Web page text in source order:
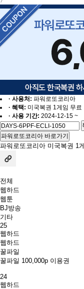
· 사용처: 파워로또코리아
· 혜택: 미국복권 1게임 무료
· 사용 기간: 2024-12-15 ~
파워로또코리아 바로가기
파워로또코리아 미국복권 1
전체
웹하드
웹툰
BJ방송
기타
25
웹하드
웹하드
꿀파일
꿀파일 100,000p 이용권
24
웹하드